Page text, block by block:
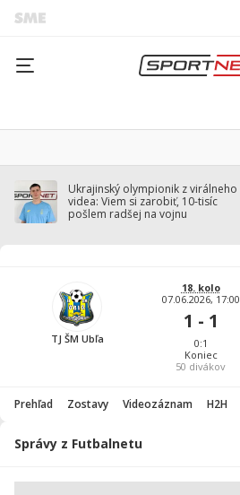
Ukrajinský olympionik z virálneho
videa: Viem si zarobiť, 10-tisíc
pošlem radšej na vojnu
TJ ŠM Ubľa
18. kolo
07.06.2026, 17:00
1 - 1
0:1
Koniec
50 divákov
Prehľad Zostavy Videozáznam H2H
Správy z Futbalnetu